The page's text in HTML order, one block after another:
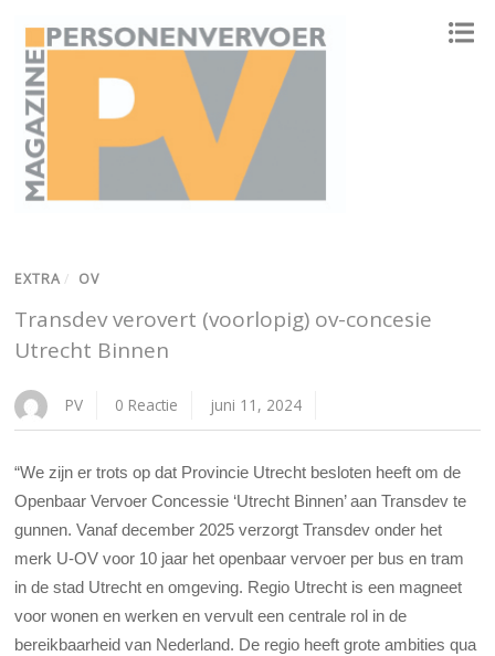
EXTRA / OV
Transdev verovert (voorlopig) ov-concesie
Utrecht Binnen
PV 0 Reactie juni 11, 2024
“We zijn er trots op dat Provincie Utrecht besloten heeft om de
Openbaar Vervoer Concessie ‘Utrecht Binnen’ aan Transdev te
gunnen. Vanaf december 2025 verzorgt Transdev onder het
merk U-OV voor 10 jaar het openbaar vervoer per bus en tram
in de stad Utrecht en omgeving. Regio Utrecht is een magneet
voor wonen en werken en vervult een centrale rol in de
bereikbaarheid van Nederland. De regio heeft grote ambities qua